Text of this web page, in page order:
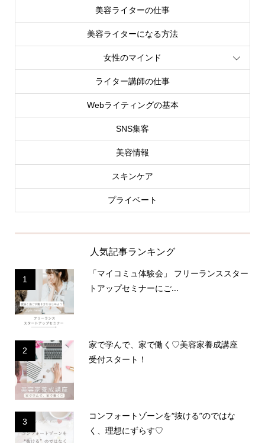
美容ライターの仕事
美容ライターになる方法
女性のマインド
ライター講師の仕事
Webライティングの基本
SNS集客
美容情報
スキンケア
プライベート
人気記事ランキング
1
「マイコミュ体験会」 フリーランススター
トアップセミナーにご...
2
家で学んで、家で働く♡美容家養成講座
受付スタート！
3
コンフォートゾーンを“抜ける”のではな
く、理想にずらす♡